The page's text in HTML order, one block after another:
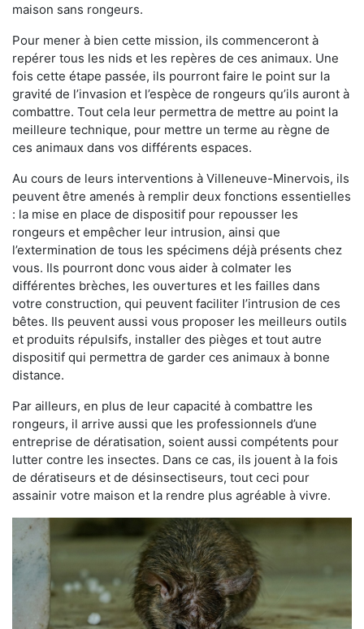
maison sans rongeurs.
Pour mener à bien cette mission, ils commenceront à
repérer tous les nids et les repères de ces animaux. Une
fois cette étape passée, ils pourront faire le point sur la
gravité de l’invasion et l’espèce de rongeurs qu’ils auront à
combattre. Tout cela leur permettra de mettre au point la
meilleure technique, pour mettre un terme au règne de
ces animaux dans vos différents espaces.
Au cours de leurs interventions à Villeneuve-Minervois, ils
peuvent être amenés à remplir deux fonctions essentielles
: la mise en place de dispositif pour repousser les
rongeurs et empêcher leur intrusion, ainsi que
l’extermination de tous les spécimens déjà présents chez
vous. Ils pourront donc vous aider à colmater les
différentes brèches, les ouvertures et les failles dans
votre construction, qui peuvent faciliter l’intrusion de ces
bêtes. Ils peuvent aussi vous proposer les meilleurs outils
et produits répulsifs, installer des pièges et tout autre
dispositif qui permettra de garder ces animaux à bonne
distance.
Par ailleurs, en plus de leur capacité à combattre les
rongeurs, il arrive aussi que les professionnels d’une
entreprise de dératisation, soient aussi compétents pour
lutter contre les insectes. Dans ce cas, ils jouent à la fois
de dératiseurs et de désinsectiseurs, tout ceci pour
assainir votre maison et la rendre plus agréable à vivre.